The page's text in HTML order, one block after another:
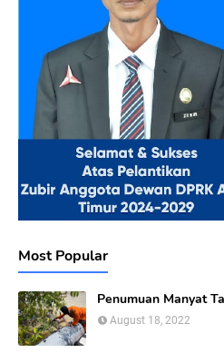
Most Popular
Penumuan Manyat
August 18, 2022